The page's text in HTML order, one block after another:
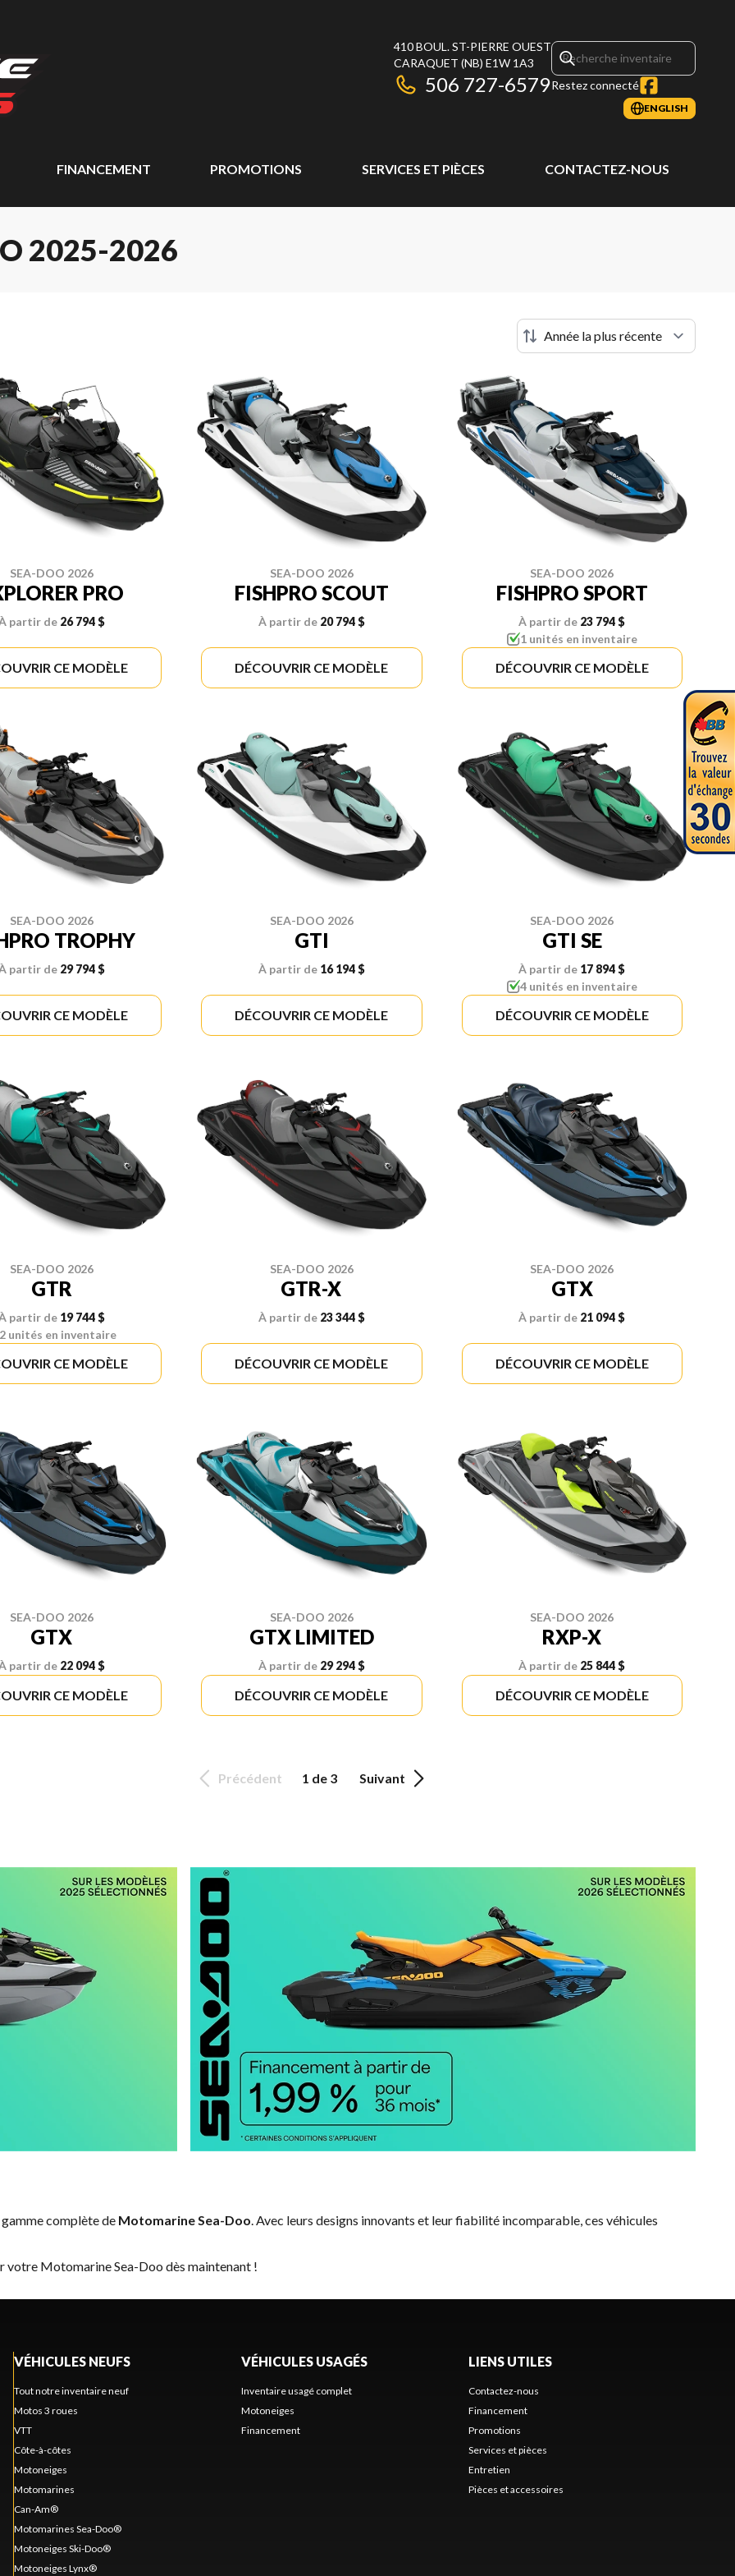
410 BOUL. ST-PIERRE OUEST
CARAQUET (NB) E1W 1A3
506 727-6579Restez connecté
ENGLISH
FINANCEMENT PROMOTIONS SERVICES ET PIÈCES CONTACTEZ-NOUS
2025-2026
SEA-DOO 2026
PRO
partir de 26 794 $
CE MODÈLE
SEA-DOO 2026
FISHPRO SCOUT
À partir de 20 794 $
DÉCOUVRIR CE MODÈLE
SEA-DOO 2026
FISHPRO SPORT
À partir de 23 794 $
1 unités en inventaire
DÉCOUVRIR CE MODÈLE
SEA-DOO 2026
TROPHY
partir de 29 794 $
CE MODÈLE
SEA-DOO 2026
GTI
À partir de 16 194 $
DÉCOUVRIR CE MODÈLE
SEA-DOO 2026
GTI SE
À partir de 17 894 $
4 unités en inventaire
DÉCOUVRIR CE MODÈLE
SEA-DOO 2026
GTR
partir de 19 744 $
2 unités en inventaire
CE MODÈLE
SEA-DOO 2026
GTR-X
À partir de 23 344 $
DÉCOUVRIR CE MODÈLE
SEA-DOO 2026
GTX
À partir de 21 094 $
DÉCOUVRIR CE MODÈLE
SEA-DOO 2026
GTX
partir de 22 094 $
CE MODÈLE
SEA-DOO 2026
GTX LIMITED
À partir de 29 294 $
DÉCOUVRIR CE MODÈLE
SEA-DOO 2026
RXP-X
À partir de 25 844 $
DÉCOUVRIR CE MODÈLE
Précédent 1 de 3 Suivant
complète de Motomarine Sea-Doo. Avec leurs designs innovants et leur fiabilité incomparable, ces véhicules
votre Motomarine Sea-Doo dès maintenant !
VÉHICULES NEUFS
Tout notre inventaire neuf
Motos 3 roues
VTT
Côte-à-côtes
Motoneiges
Motomarines
Can-Am®
Motomarines Sea-Doo®
Motoneiges Ski-Doo®
Motoneiges Lynx®
VÉHICULES USAGÉS
Inventaire usagé complet
Motoneiges
Financement
LIENS UTILES
Contactez-nous
Financement
Promotions
Services et pièces
Entretien
Pièces et accessoires